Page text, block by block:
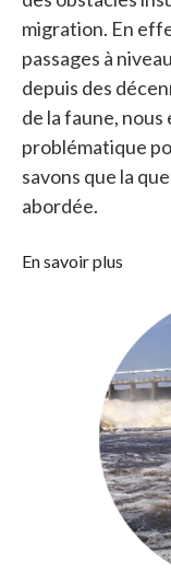
migration. En
passages à
depuis des
de la faune,
problématique
savons que la
abordée.
En savoir plus